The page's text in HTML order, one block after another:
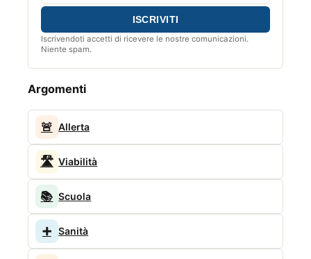
Iscrivendoti accetti di ricevere le nostre comunicazioni.
Niente spam.
Argomenti
🚨 Allerta
🛣️ Viabilità
📚 Scuola
➕ Sanità